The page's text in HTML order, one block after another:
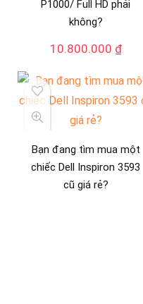
P1000/ Full HD phải
không?
10.800.000 ₫
Bạn đang tìm mua một
chiếc Dell Inspiron 3593
cũ giá rẻ?